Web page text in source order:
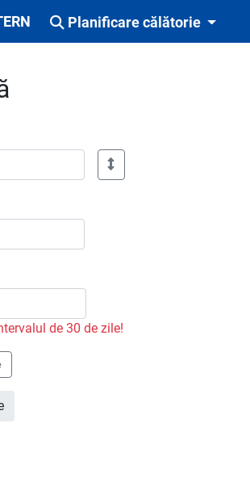
Planificare călătorie
de 30 de zile!